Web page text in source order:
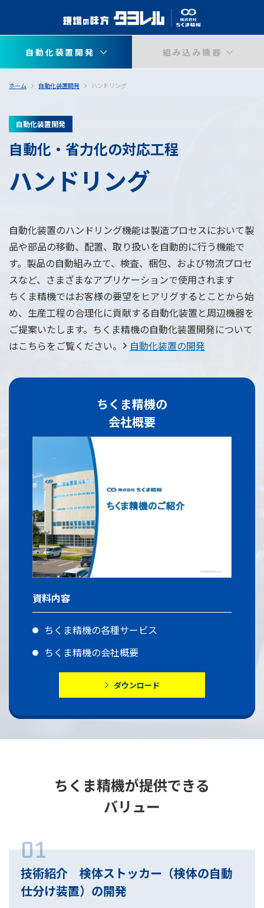
自動化装置開発 組み込み機器
ホーム 自動化装置開発 ハンドリング
自動化装置開発
自動化・省力化の対応工程
ハンドリング
自動化装置のハンドリング機能は製造プロセスにおいて製
品や部品の移動、配置、取り扱いを自動的に行う機能で
す。製品の自動組み立て、検査、梱包、および物流プロセ
スなど、さまざまなアプリケーションで使用されます
ちくま精機ではお客様の要望をヒアリグするとことから始
め、生産工程の合理化に貢献する自動化装置と周辺機器を
ご提案いたします。ちくま精機の自動化装置開発について
はこちらをご覧ください。
自動化装置の開発
ちくま精機の
会社概要
資料内容
ちくま精機の各種サービス
ちくま精機の会社概要
ダウンロード
ちくま精機が提供できる
バリュー
01
技術紹介 検体ストッカー（検体の自動
仕分け装置）の開発